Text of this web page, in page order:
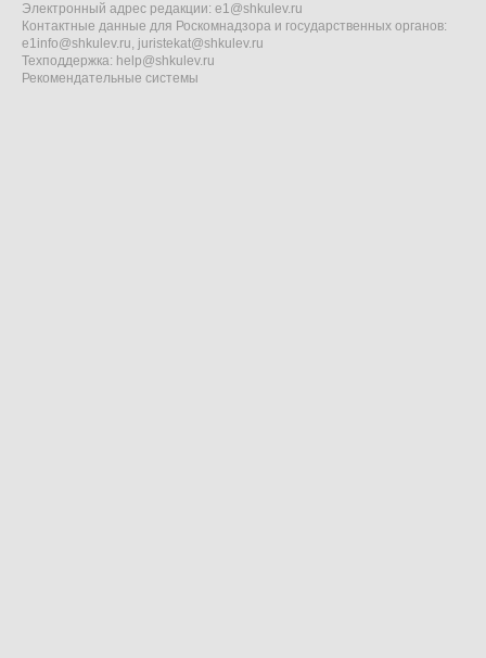
Электронный адрес редакции: e1@shkulev.ru
Контактные данные для Роскомнадзора и государственных органов:
e1info@shkulev.ru, juristekat@shkulev.ru
Техподдержка: help@shkulev.ru
Рекомендательные системы